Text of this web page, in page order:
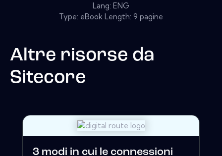
Lang: ENG
Type: eBook Length: 9 pagine
Altre risorse da
Sitecore
3 modi in cui le connessioni